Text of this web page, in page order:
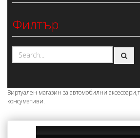
Филтър
Виртуален магазин за автомобилни
консумативи.